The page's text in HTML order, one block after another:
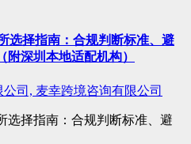
选择指南：合规判断标准、避
深圳本地适配机构）
司, 麦幸跨境咨询有限公司
选择指南：合规判断标准、避